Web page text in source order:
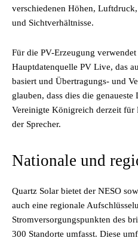
verschiedenen Höhen,
und Sichtverhältnisse.
Für die PV-Erzeugung
Hauptdatenquelle PV Live, das
basiert und Übertragungs- und
glauben, dass dies die
Vereinigte Königreich derzeit für
der Sprecher.
Nationale und
Quartz Solar bietet der NESO
auch eine regionale
Stromversorgungspunkten des
300 Standorte umfasst. Diese